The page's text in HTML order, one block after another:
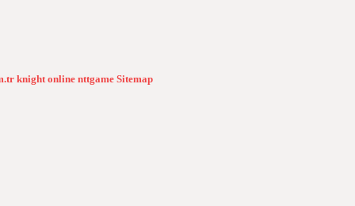
knight online nttgame Sitemap